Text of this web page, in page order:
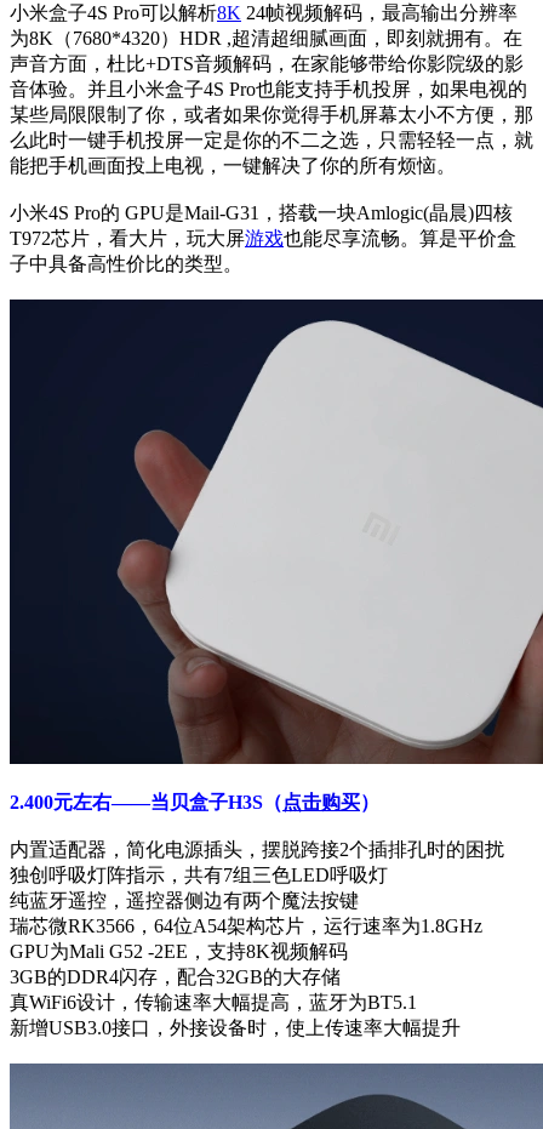
小米盒子4S Pro可以解析8K 24帧视频解码，最高输出分辨率
为8K（7680*4320）HDR ,超清超细腻画面，即刻就拥有。在
声音方面，杜比+DTS音频解码，在家能够带给你影院级的影
音体验。并且小米盒子4S Pro也能支持手机投屏，如果电视的
某些局限限制了你，或者如果你觉得手机屏幕太小不方便，那
么此时一键手机投屏一定是你的不二之选，只需轻轻一点，就
能把手机画面投上电视，一键解决了你的所有烦恼。
小米4S Pro的 GPU是Mail-G31，搭载一块Amlogic(晶晨)四核
T972芯片，看大片，玩大屏游戏也能尽享流畅。算是平价盒
子中具备高性价比的类型。
2.400元左右——当贝盒子H3S （点击购买）
内置适配器，简化电源插头，摆脱跨接2个插排孔时的困扰
独创呼吸灯阵指示，共有7组三色LED呼吸灯
纯蓝牙遥控，遥控器侧边有两个魔法按键
瑞芯微RK3566，64位A54架构芯片，运行速率为1.8GHz
GPU为Mali G52 -2EE，支持8K视频解码
3GB的DDR4闪存，配合32GB的大存储
真WiFi6设计，传输速率大幅提高，蓝牙为BT5.1
新增USB3.0接口，外接设备时，使上传速率大幅提升